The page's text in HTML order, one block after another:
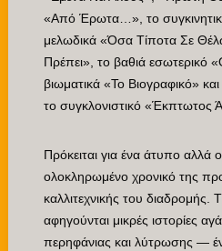
«Από Έρωτα…», το
μελωδικά «Όσα Τίποτα Σε
Πρέπει», το βαθιά εσωτερικό
βιωματικά «Το Βιογραφικό»
το συγκλονιστικό «Έκπτωτος
Πρόκειται για ένα άτυπο αλλά
ολοκληρωμένο χρονικό της
καλλιτεχνικής του διαδρομής.
αφηγούνται μικρές ιστορίες
περηφάνιας και λύτρωσης —